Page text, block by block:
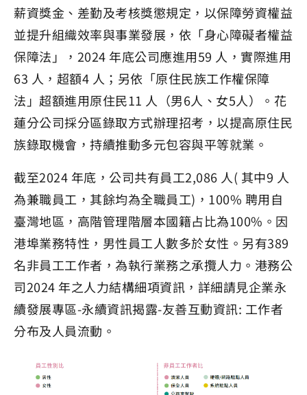
薪資獎金、差勤及考核獎懲規定，以保障勞資權益
並提升組織效率與事業發展，依「身心障礙者權益
保障法」，2024 年底公司應進用59 人，實際進用
63 人，超額4 人；另依「原住民族工作權保障
法」超額進用原住民11 人（男6人、女5人）。花
蓮分公司採分區錄取方式辦理招考，以提高原住民
族錄取機會，持續推動多元包容與平等就業。
截至2024 年底，公司共有員工2,086 人( 其中9 人
為兼職員工，其餘均為全職員工)，100% 聘用自
臺灣地區，高階管理階層本國籍占比為100%。因
港埠業務特性，男性員工人數多於女性。另有389
名非員工工作者，為執行業務之承攬人力。港務公
司2024 年之人力結構細項資訊，詳細請見企業永
續發展專區-永續資訊揭露-友善互動資訊: 工作者
分布及人員流動。